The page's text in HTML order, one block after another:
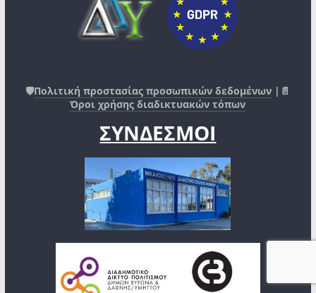
🛡️Πολιτική προστασίας προσωπικών δεδομένων |📄
Όροι χρήσης διαδικτυακών τόπων
ΣΥΝΔΕΣΜΟΙ